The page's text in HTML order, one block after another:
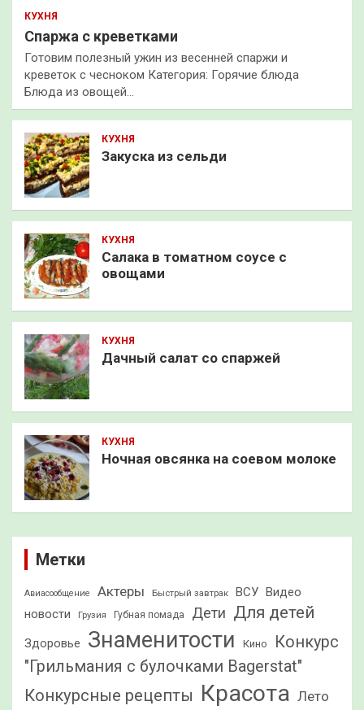
КУХНЯ
Спаржа с креветками
Готовим полезный ужин из весенней спаржи и
креветок с чесноком Категория: Горячие блюда
Блюда из овощей…
КУХНЯ
Закуска из сельди
КУХНЯ
Салака в томатном соусе с
овощами
КУХНЯ
Дачный салат со спаржей
КУХНЯ
Ночная овсянка на соевом молоке
Метки
Авиасообщение Актеры Быстрый завтрак ВСУ
Видео
новости
Грузия Губная помада Дети Для детей
Здоровье Знаменитости Кино
Конкурс
"Грильмания с булочками Bagerstat"
Конкурсные рецепты Красота Лето